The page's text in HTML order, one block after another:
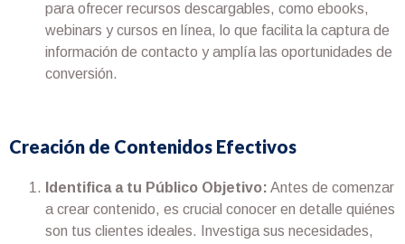
para ofrecer recursos descargables, como ebooks,
webinars y cursos en línea, lo que facilita la captura de
información de contacto y amplía las oportunidades de
conversión.
Creación de Contenidos Efectivos
Identifica a tu Público Objetivo: Antes de comenzar
a crear contenido, es crucial conocer en detalle quiénes
son tus clientes ideales. Investiga sus necesidades,